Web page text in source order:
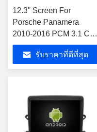
12.3'' Screen For
Porsche Panamera
2010-2016 PCM 3.1 Car
Multimedia Stereo GPS
CarPlay Player เครื่อง
เล่นรถยนต์
รับราคาที่ดีที่สุด